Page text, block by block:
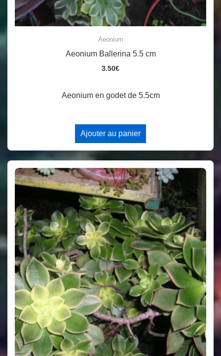
Aeonium
Aeonium Ballerina 5.5 cm
3.50€
Aeonium en godet de 5.5cm
Ajouter au panier